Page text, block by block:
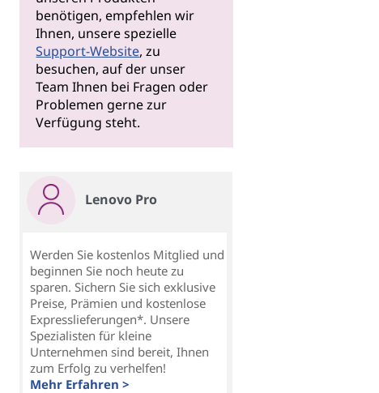
benötigen, empfehlen wir
Ihnen, unsere spezielle
Support-Website, zu
besuchen, auf der unser
Team Ihnen bei Fragen oder
Problemen gerne zur
Verfügung steht.
Lenovo Pro
Werden Sie kostenlos Mitglied und
beginnen Sie noch heute zu
sparen. Sichern Sie sich exklusive
Preise, Prämien und kostenlose
Expresslieferungen*. Unsere
Spezialisten für kleine
Unternehmen sind bereit, Ihnen
zum Erfolg zu verhelfen!
Mehr Erfahren >